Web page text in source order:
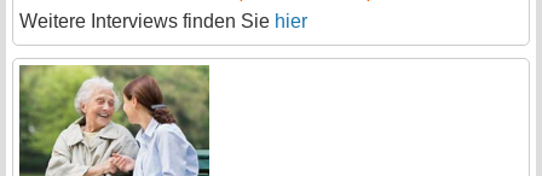
Weitere Interviews finden Sie hier